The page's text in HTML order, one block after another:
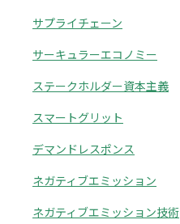
サプライチェーン
サーキュラーエコノミー
ステークホルダー資本主義
スマートグリット
デマンドレスポンス
ネガティブエミッション
ネガティブエミッション技術